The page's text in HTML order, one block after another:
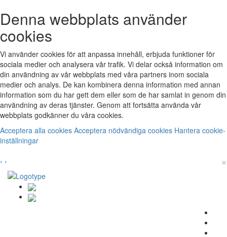
Denna webbplats använder
cookies
Vi använder cookies för att anpassa innehåll, erbjuda funktioner för
sociala medier och analysera vår trafik. Vi delar också information om
din användning av vår webbplats med våra partners inom sociala
medier och analys. De kan kombinera denna information med annan
information som du har gett dem eller som de har samlat in genom din
användning av deras tjänster. Genom att fortsätta använda vår
webbplats godkänner du våra cookies.
Acceptera alla cookies Acceptera nödvändiga cookies Hantera cookie-
inställningar
‹ › ×